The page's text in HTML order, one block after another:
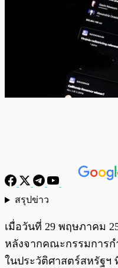
สรุปข่าว
เมื่อวันที่ 29 พฤษภาคม
หลังจากคณะกรรมการก
ในประวัติศาสตร์สหรัฐฯ